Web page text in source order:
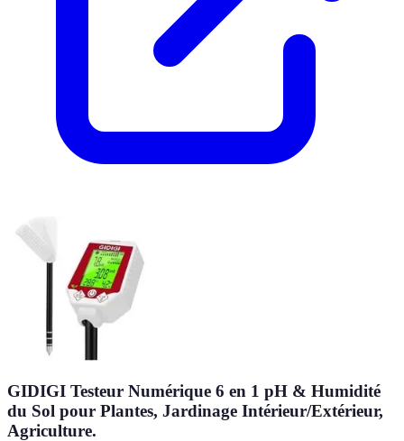
GIDIGI Testeur Numérique 6 en 1 pH & Humidité
du Sol pour Plantes, Jardinage Intérieur/Extérieur,
Agriculture.